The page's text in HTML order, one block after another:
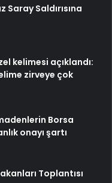
Saray Saldırısına
kelimesi açıklandı:
zirveye çok
Borsa
onayı şartı
Toplantısı